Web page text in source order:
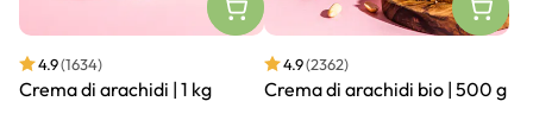
4.9(1634)
Crema di arachidi | 1 kg
4.9(2362)
Crema di arachidi bio | 500 g